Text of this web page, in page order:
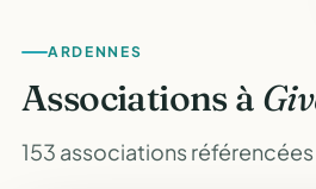
ARDENNES
Associations à
153 associations